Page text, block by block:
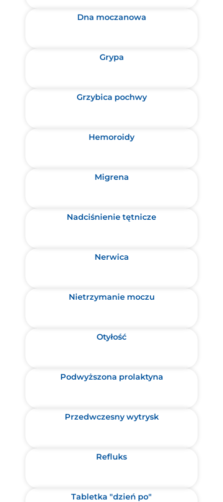
Dna moczanowa
Grypa
Grzybica pochwy
Hemoroidy
Migrena
Nadciśnienie tętnicze
Nerwica
Nietrzymanie moczu
Otyłość
Podwyższona prolaktyna
Przedwczesny wytrysk
Refluks
Tabletka "dzień po"